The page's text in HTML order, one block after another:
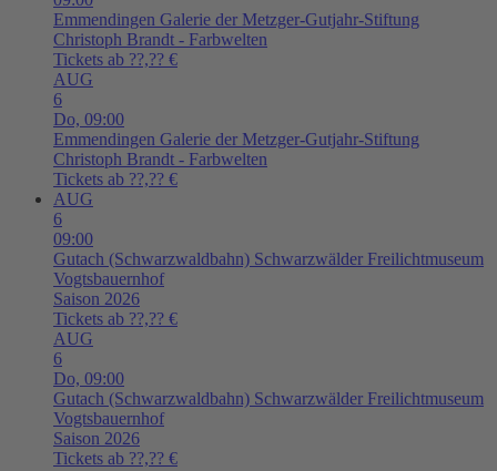
Emmendingen Galerie der Metzger-Gutjahr-Stiftung
Christoph Brandt - Farbwelten
Tickets ab ??,?? €
AUG
6
Do, 09:00
Emmendingen Galerie der Metzger-Gutjahr-Stiftung
Christoph Brandt - Farbwelten
Tickets ab ??,?? €
AUG
6
09:00
Gutach (Schwarzwaldbahn) Schwarzwälder Freilichtmuseum
Vogtsbauernhof
Saison 2026
Tickets ab ??,?? €
AUG
6
Do, 09:00
Gutach (Schwarzwaldbahn) Schwarzwälder Freilichtmuseum
Vogtsbauernhof
Saison 2026
Tickets ab ??,?? €